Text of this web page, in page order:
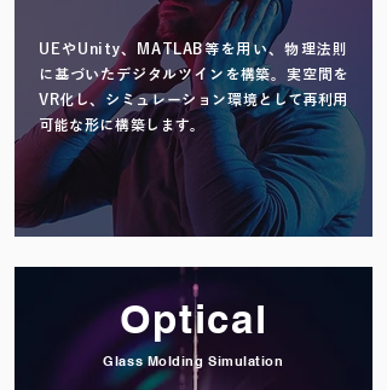
UEやUnity、MATLAB等を用い、物理法則
に基づいたデジタルツインを構築。実空間を
VR化し、シミュレーション環境として再利用
可能な形に構築します。
Optical
Glass Molding Simulation